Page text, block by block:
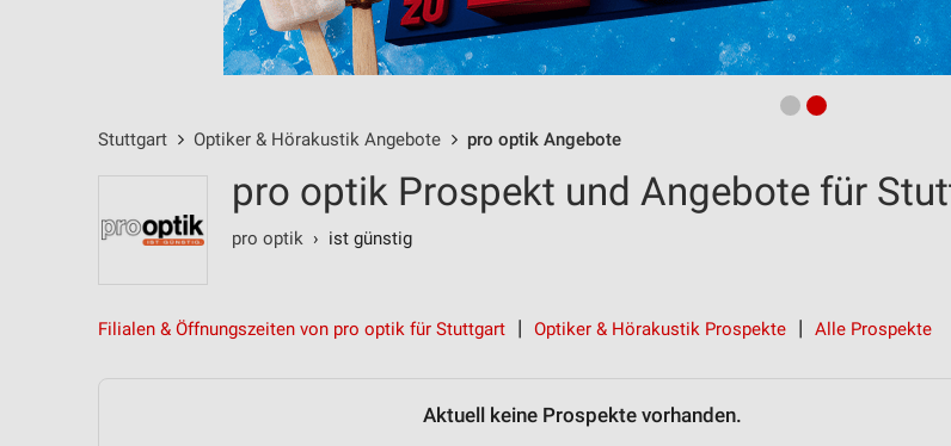
Stuttgart Optiker & Hörakustik Angebote pro optik Angebote
pro optik Prospekt und Angebote für
pro optik › ist günstig
Filialen & Öffnungszeiten von pro optik für Stuttgart Optiker & Hörakustik Prospekte Alle Prospekte
Aktuell keine Prospekte vorhanden.